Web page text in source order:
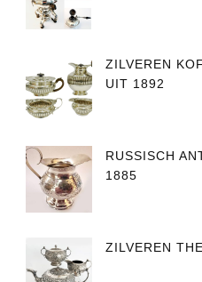
ZILVEREN
UIT 1892
RUSSISCH
1885
ZILVEREN